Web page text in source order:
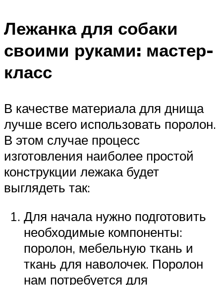
Лежанка для собаки
своими руками: мастер-
класс
В качестве материала для днища
лучше всего использовать поролон.
В этом случае процесс
изготовления наиболее простой
конструкции лежака будет
выглядеть так:
Для начала нужно подготовить
необходимые компоненты:
поролон, мебельную ткань и
ткань для наволочек. Поролон
нам потребуется для